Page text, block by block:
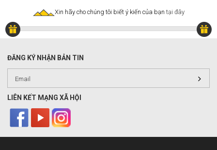
Xin hãy cho chúng tôi biết ý kiến của bạn tại đây
ĐĂNG KÝ NHẬN BẢN TIN
LIÊN KẾT MẠNG XÃ HỘI